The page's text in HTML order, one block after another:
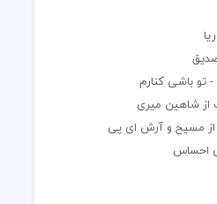
باشی کنارم
از شاهین میری
از مسیح و آرش ای پی
احساس